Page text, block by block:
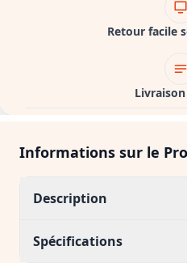
Retour facile
Informations sur le
Description
Spécifications